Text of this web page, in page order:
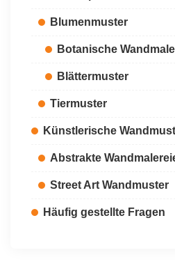
Blumenmuster
Botanische
Blättermuster
Tiermuster
Künstlerische
Abstrakte
Street Art Wandmuster
Häufig gestellte Fragen